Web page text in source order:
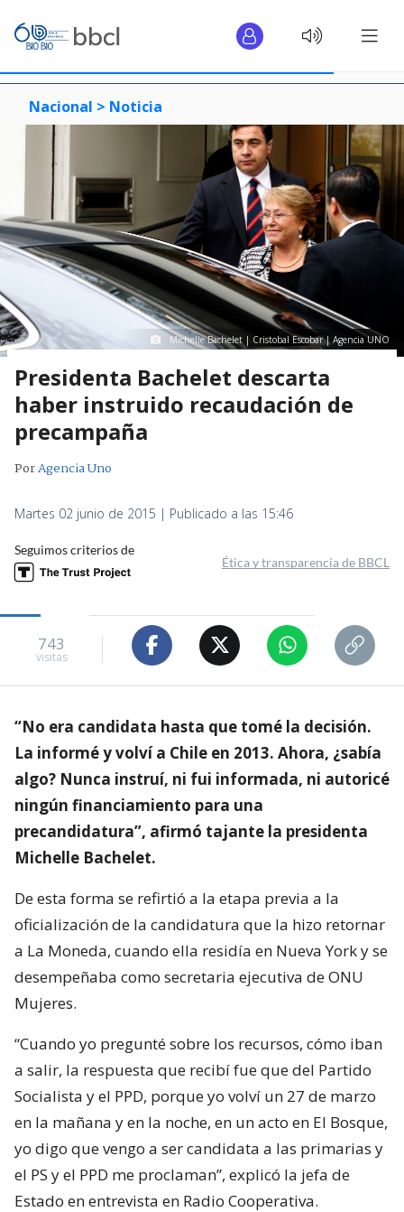
Nacional > Noticia
Michelle Bachelet | Cristobal Escobar | Agencia UNO
Presidenta Bachelet descarta
haber instruido recaudación de
precampaña
PorAgencia Uno
Martes 02 junio de 2015 | Publicado a las 15:46
Seguimos criterios de
Ética y transparencia de BBCL
743
visitas
“No era candidata hasta que tomé la decisión.
La informé y volví a Chile en 2013. Ahora, ¿sabía
algo? Nunca instruí, ni fui informada, ni autoricé
ningún financiamiento para una
precandidatura”, afirmó tajante la presidenta
Michelle Bachelet.
De esta forma se refirtió a la etapa previa a la
oficialización de la candidatura que la hizo retornar
a La Moneda, cuando ella residía en Nueva York y se
desempeñaba como secretaria ejecutiva de ONU
Mujeres.
“Cuando yo pregunté sobre los recursos, cómo iban
a salir, la respuesta que recibí fue que del Partido
Socialista y el PPD, porque yo volví un 27 de marzo
en la mañana y en la noche, en un acto en El Bosque,
yo digo que vengo a ser candidata a las primarias y
el PS y el PPD me proclaman”, explicó la jefa de
Estado en entrevista en Radio Cooperativa.